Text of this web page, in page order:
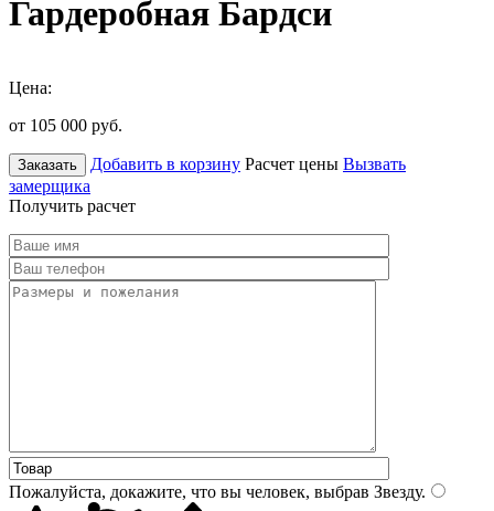
Гардеробная Бардси
Цена:
от 105 000 руб.
Заказать Добавить в корзину Расчет цены Вызвать
замерщика
Получить расчет
Пожалуйста, докажите, что вы человек, выбрав Звезду.